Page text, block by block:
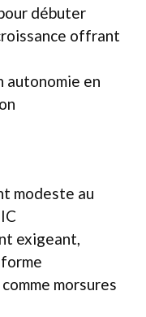
débuter
offrant
autonomie en
modeste au
exigeant,
morsures